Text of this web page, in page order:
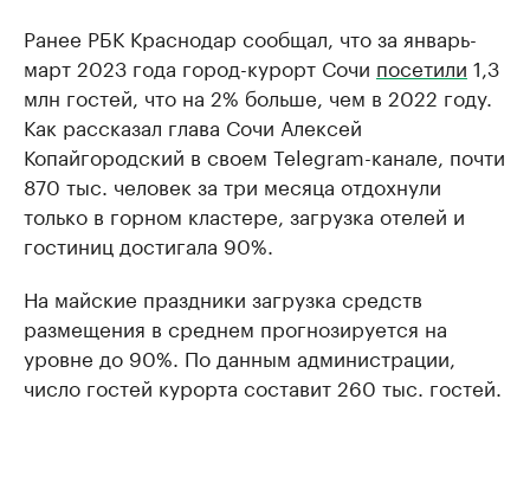
Ранее РБК Краснодар сообщал, что за январь-
март 2023 года город-курорт Сочи посетили 1,3
млн гостей, что на 2% больше, чем в 2022 году.
Как рассказал глава Сочи Алексей
Копайгородский в своем Telegram-канале, почти
870 тыс. человек за три месяца отдохнули
только в горном кластере, загрузка отелей и
гостиниц достигала 90%.
На майские праздники загрузка средств
размещения в среднем прогнозируется на
уровне до 90%. По данным администрации,
число гостей курорта составит 260 тыс. гостей.